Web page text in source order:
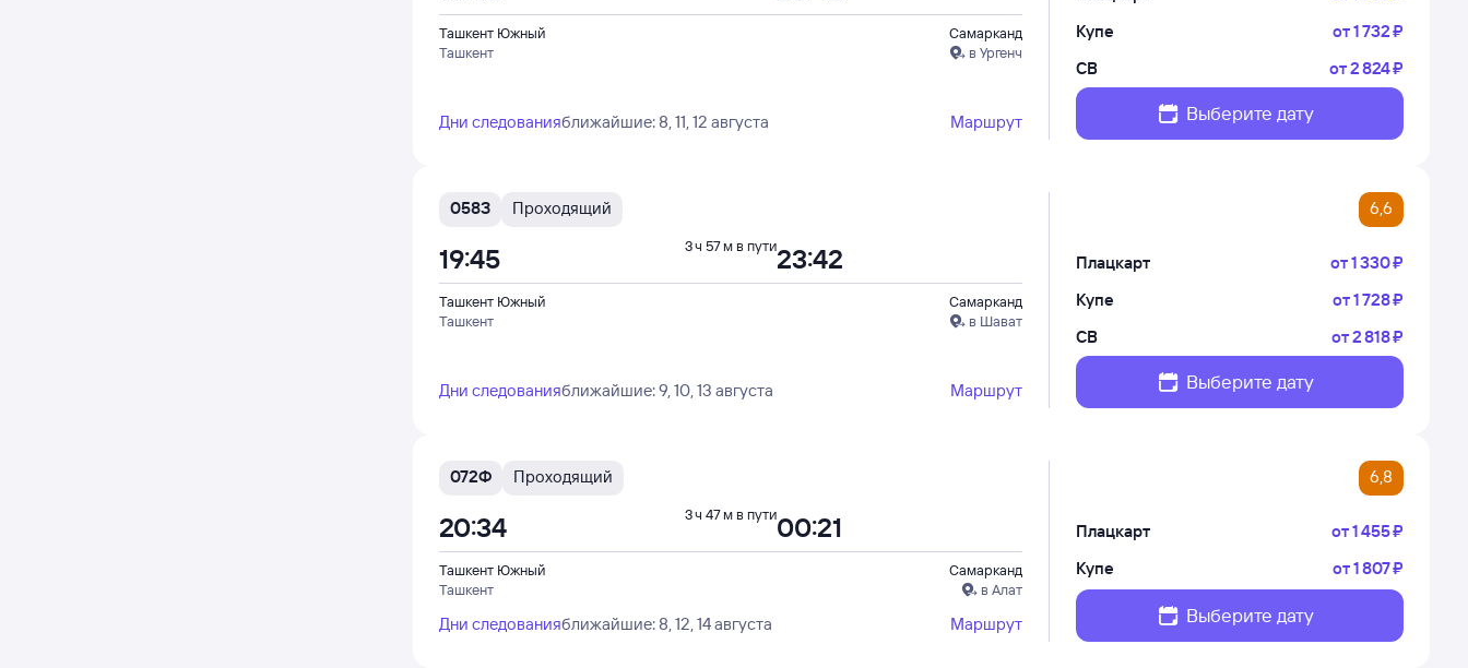
Ташкент Южный
Ташкент
Самарканд
в Ургенч
Дни следованияближайшие: 8, 11, 12 августа Маршрут
Купе
от1 ⁠732 ⁠₽
СВ
от2 ⁠824 ⁠₽
Выберите дату
058З Проходящий 6,6
Ташкент Южный
Ташкент
Самарканд
в Шават
19:45 23:42
3 ч 57 м в пути
Дни следованияближайшие: 9, 10, 13 августа Маршрут
Плацкарт от1 ⁠330 ⁠₽
Купе
от1 ⁠728 ⁠₽
СВ
от2 ⁠818 ⁠₽
Выберите дату
072Ф Проходящий 6,8
Ташкент Южный
Ташкент
Самарканд
в Алат
20:34 00:21
3 ч 47 м в пути
Дни следованияближайшие: 8, 12, 14 августа Маршрут
Плацкарт от1 ⁠455 ⁠₽
Купе
от1 ⁠807 ⁠₽
Выберите дату